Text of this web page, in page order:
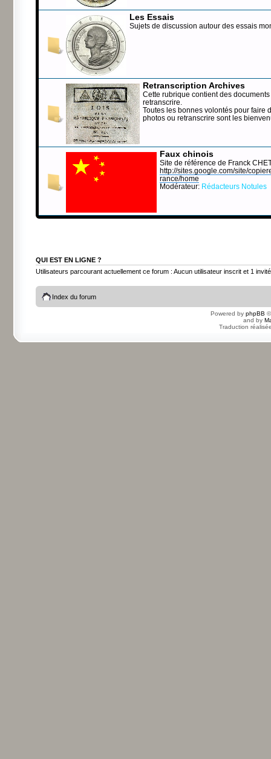
Les Essais
Sujets de discussion autour des essais
Retranscription Archives
Cette rubrique contient des
retranscrire.
Toutes les bonnes volontés pour faire
photos ou retranscrire sont les
Faux chinois
Site de référence de Franck
http://sites.google.com/site/
rance/home
Modérateur: Rédacteurs Notules
QUI EST EN LIGNE ?
Utilisateurs parcourant actuellement ce forum : Aucun utilisateur inscrit et 1 invité
Index du forum
Powered by phpBB
and by
Traduction